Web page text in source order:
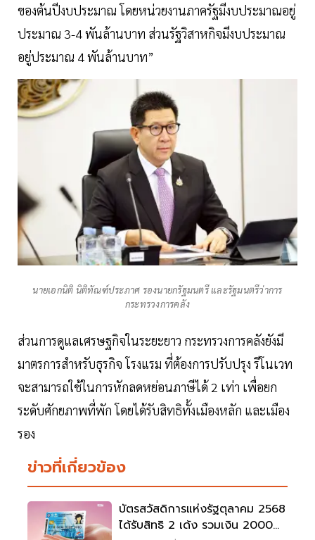
ของต้นปีงบประมาณ โดยหน่วยงานภาครัฐมีงบประมาณอยู่
ประมาณ 3-4 พันล้านบาท ส่วนรัฐวิสาหกิจมีงบประมาณ
อยู่ประมาณ 4 พันล้านบาท”
นายเอกนิติ นิติทัณฑ์ประภาศ รองนายกรัฐมนตรี และรัฐมนตรีว่าการ
กระทรวงการคลัง
ส่วนการดูแลเศรษฐกิจในระยะยาว กระทรวงการคลังยังมี
มาตรการสำหรับธุรกิจ โรงแรม ที่ต้องการปรับปรุง รีโนเวท
จะสามารถใช้ในการหักลดหย่อนภาษีได้ 2 เท่า เพื่อยก
ระดับศักยภาพที่พัก โดยได้รับสิทธิทั้งเมืองหลัก และเมือง
รอง
ข่าวที่เกี่ยวข้อง
บัตรสวัสดิการแห่งรัฐตุลาคม 2568
ได้รับสิทธิ 2 เด้ง รวมเงิน 2000